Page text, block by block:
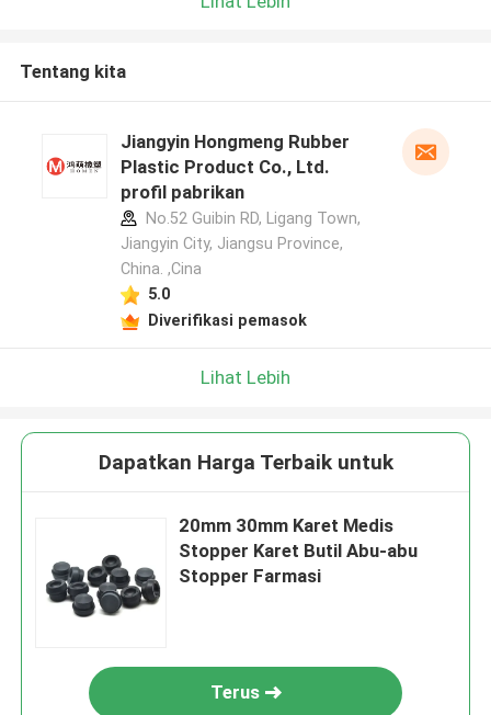
Tentang kita
Jiangyin Hongmeng Rubber
Plastic Product Co., Ltd.
profil pabrikan
No.52 Guibin RD, Ligang Town,
Jiangyin City, Jiangsu Province,
China. ,Cina
5.0
Diverifikasi pemasok
Lihat Lebih
Dapatkan Harga Terbaik untuk
20mm 30mm Karet Medis
Stopper Karet Butil Abu-abu
Stopper Farmasi
Terus